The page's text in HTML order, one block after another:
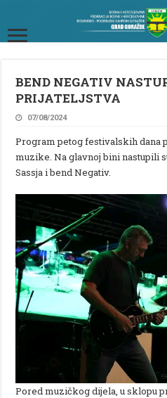
BEND NEGATIV
PRIJATELJSTVA
07/08/2024
Program petog festivalskih dana
muzike. Na glavnoj bini nastupili
Sassja i bend Negativ.
Pored muzičkog dijela, u sklopu